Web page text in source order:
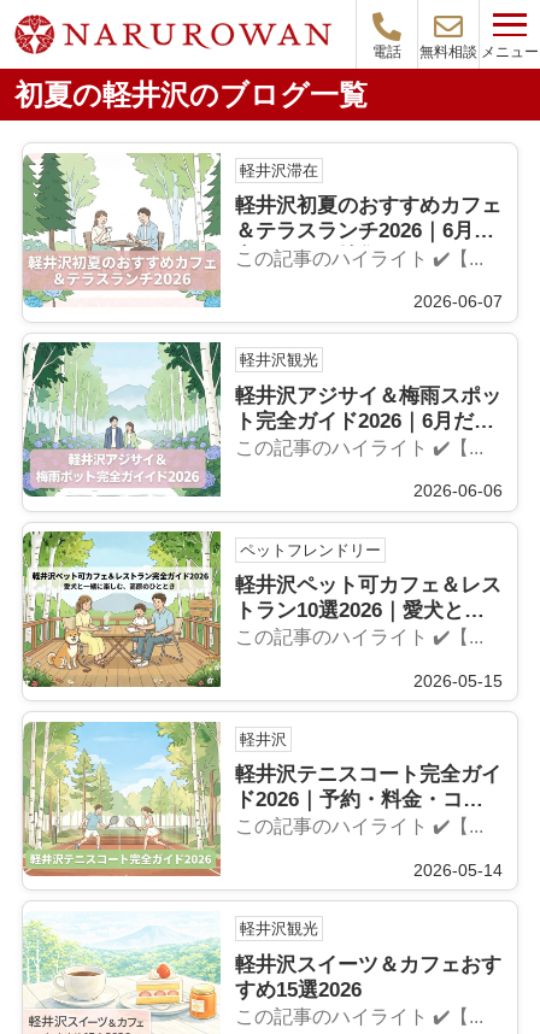
電話 無料相談 メニュー
初夏の軽井沢のブログ一覧
軽井沢滞在
軽井沢初夏のおすすめカフェ
＆テラスランチ2026｜6月限
定メニュー特集
この記事のハイライト ✔️【...
2026-06-07
軽井沢観光
軽井沢アジサイ＆梅雨スポッ
ト完全ガイド2026｜6月だか
ら行ける穴場15選
この記事のハイライト ✔️【...
2026-06-06
ペットフレンドリー
軽井沢ペット可カフェ＆レス
トラン10選2026｜愛犬との
お出かけに
この記事のハイライト ✔️【...
2026-05-15
軽井沢
軽井沢テニスコート完全ガイ
ド2026｜予約・料金・コー
ス選びを徹底解説
この記事のハイライト ✔️【...
2026-05-14
軽井沢観光
軽井沢スイーツ＆カフェおす
すめ15選2026
この記事のハイライト ✔️【...